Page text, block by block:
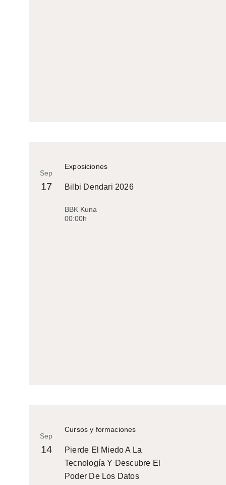
Exposiciones
Sep
17 Bilbi Dendari 2026
BBK Kuna
00:00h
Cursos y formaciones
Sep
14
Pierde El Miedo A La
Tecnología Y Descubre El
Poder De Los Datos